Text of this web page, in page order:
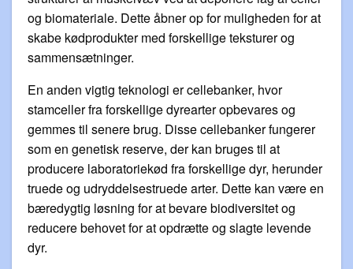
og biomateriale. Dette åbner op for muligheden for at
skabe kødprodukter med forskellige teksturer og
sammensætninger.
En anden vigtig teknologi er cellebanker, hvor
stamceller fra forskellige dyrearter opbevares og
gemmes til senere brug. Disse cellebanker fungerer
som en genetisk reserve, der kan bruges til at
producere laboratoriekød fra forskellige dyr, herunder
truede og udryddelsestruede arter. Dette kan være en
bæredygtig løsning for at bevare biodiversitet og
reducere behovet for at opdrætte og slagte levende
dyr.